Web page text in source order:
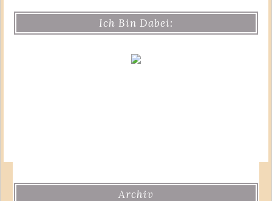
Ich Bin Dabei:
Archiv